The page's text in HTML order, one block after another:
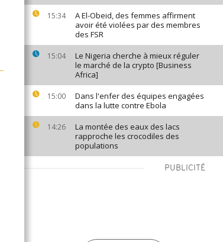
15:34
A El-Obeid, des femmes affirment
avoir été violées par des membres
des FSR
15:04
Le Nigeria cherche à mieux réguler
le marché de la crypto [Business
Africa]
15:00
Dans l'enfer des équipes engagées
dans la lutte contre Ebola
14:26
La montée des eaux des lacs
rapproche les crocodiles des
populations
PUBLICITÉ